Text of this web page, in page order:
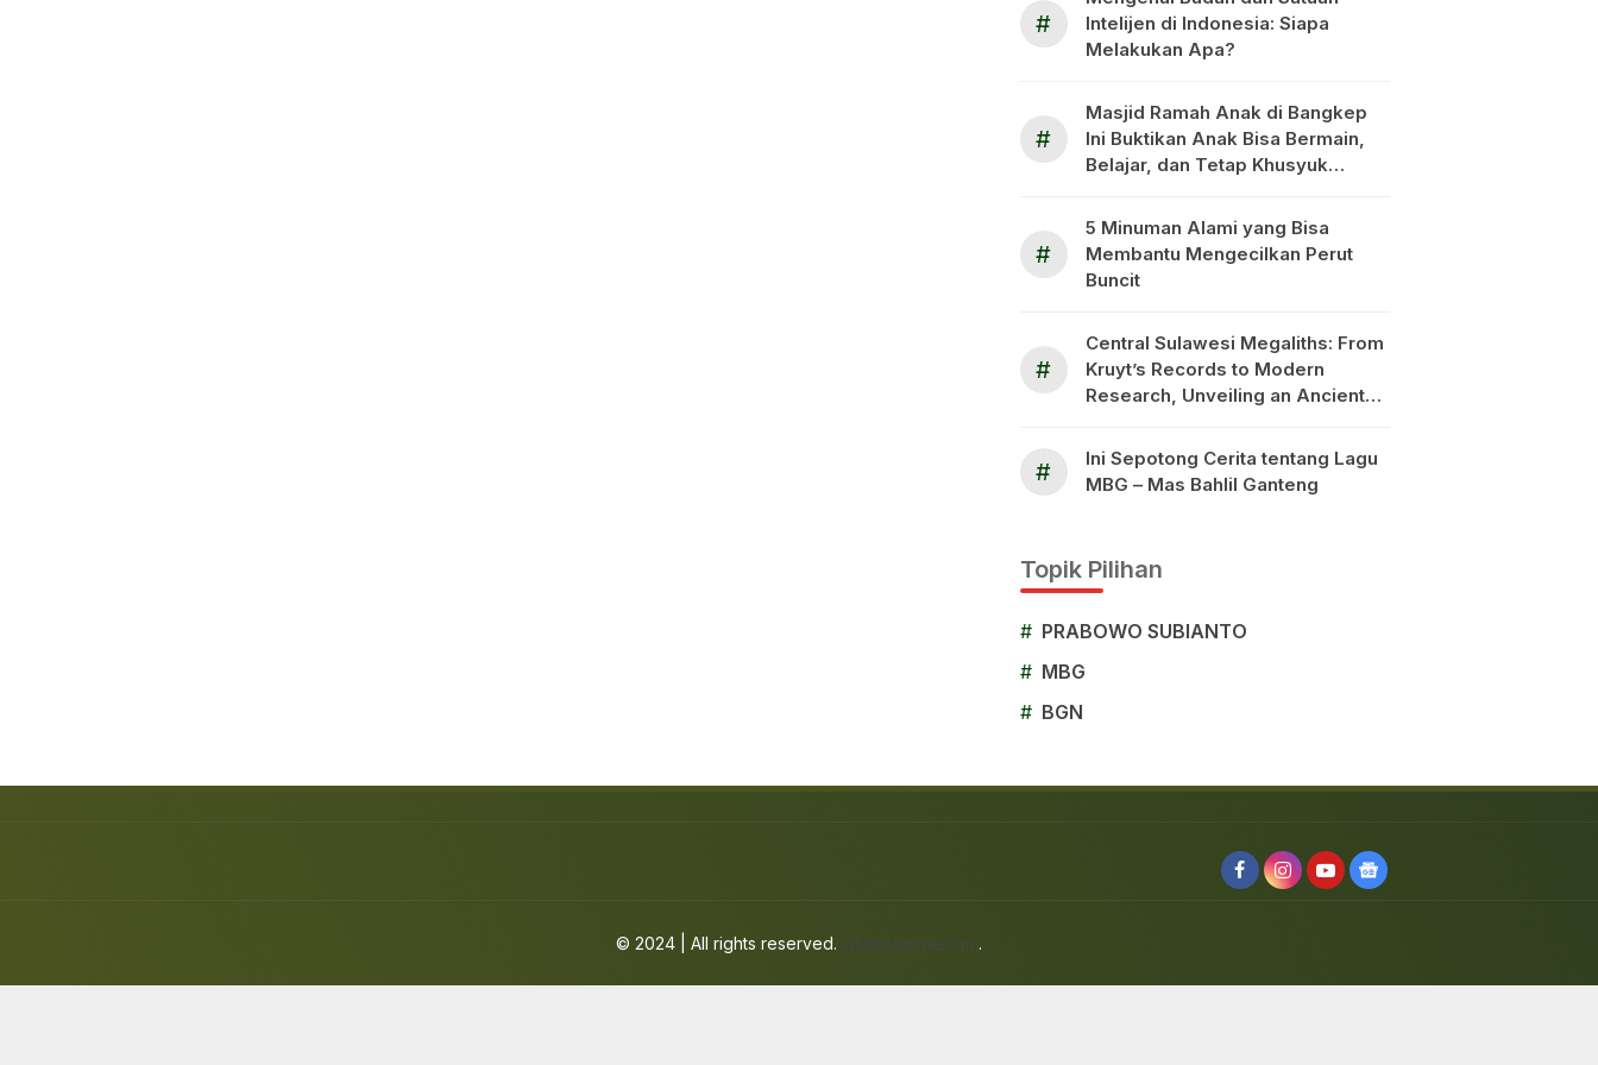
#
Intelijen di Indonesia: Siapa
Melakukan Apa?
#
Masjid Ramah Anak di Bangkep
Ini Buktikan Anak Bisa Bermain,
Belajar, dan Tetap Khusyuk
#
5 Minuman Alami yang Bisa
Membantu Mengecilkan Perut
Buncit
#
Central Sulawesi Megaliths: From
Kruyt’s Records to Modern
Research, Unveiling an Ancient
Sulawesi
#
Ini Sepotong Cerita tentang Lagu
MBG – Mas Bahlil Ganteng
Topik Pilihan
# PRABOWO SUBIANTO
# MBG
# BGN
© 2024 | All rights reserved. jafarbuaisme.com.